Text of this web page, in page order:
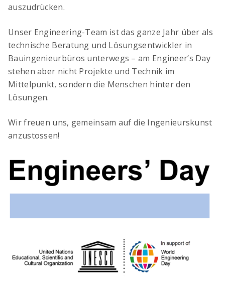
Bewehrungstechnik-Listen einfach und schnell
erstellen
Digitaler Bewehrungsschieber
Mindestabmessungen von Abbiegeformen -
digital berechnet nach neuer SIA 262 (2025)
auszudrücken.
Unser Engineering-Team ist das ganze Jahr über als
technische Beratung und Lösungsentwickler in
Bauingenieurbüros unterwegs – am Engineer’s Day
stehen aber nicht Projekte und Technik im
Mittelpunkt, sondern die Menschen hinter den
Lösungen.
Wir freuen uns, gemeinsam auf die Ingenieurskunst
anzustossen!